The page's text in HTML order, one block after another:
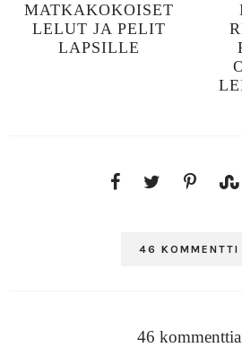
MATKAKOKOISET
LELUT JA PELIT
LAPSILLE
46 KOMMENTTI
46 kommenttia